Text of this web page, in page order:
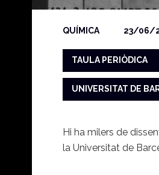
QUÍMICA 23/06/
TAULA PERIÒDICA
UNIVERSITAT DE
Hi ha milers de
la Universitat de